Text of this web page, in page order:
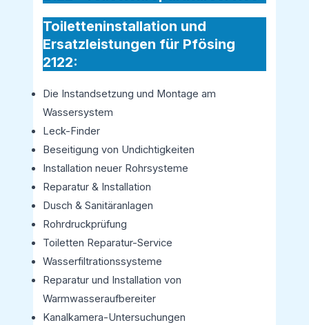
Toiletteninstallation und
Ersatzleistungen für Pfösing
2122:
Die Instandsetzung und Montage am
Wassersystem
Leck-Finder
Beseitigung von Undichtigkeiten
Installation neuer Rohrsysteme
Reparatur & Installation
Dusch & Sanitäranlagen
Rohrdruckprüfung
Toiletten Reparatur-Service
Wasserfiltrationssysteme
Reparatur und Installation von
Warmwasseraufbereiter
Kanalkamera-Untersuchungen